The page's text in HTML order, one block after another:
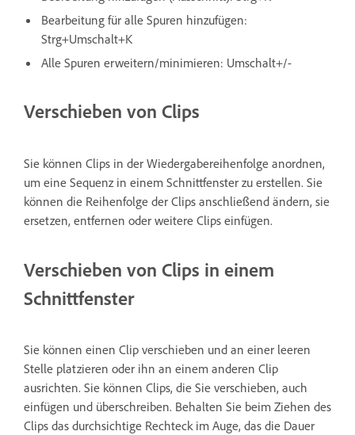
Bearbeitung für alle Spuren hinzufügen:
Strg+Umschalt+K
Alle Spuren erweitern/minimieren: Umschalt+/-
Verschieben von Clips
Sie können Clips in der Wiedergabereihenfolge anordnen,
um eine Sequenz in einem Schnittfenster zu erstellen. Sie
können die Reihenfolge der Clips anschließend ändern, sie
ersetzen, entfernen oder weitere Clips einfügen.
Verschieben von Clips in einem
Schnittfenster
Sie können einen Clip verschieben und an einer leeren
Stelle platzieren oder ihn an einem anderen Clip
ausrichten. Sie können Clips, die Sie verschieben, auch
einfügen und überschreiben. Behalten Sie beim Ziehen des
Clips das durchsichtige Rechteck im Auge, das die Dauer